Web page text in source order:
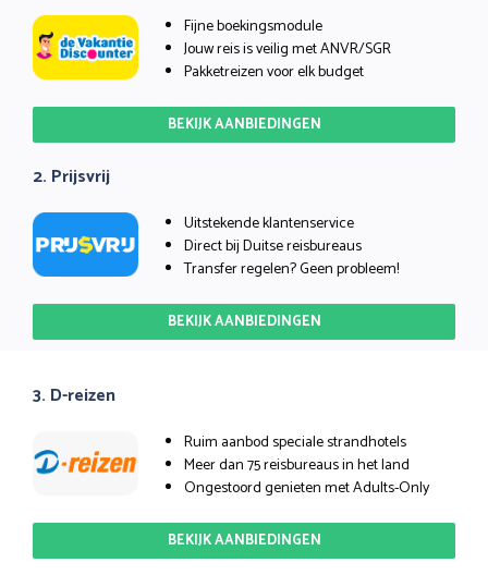
Fijne boekingsmodule
Jouw reis is veilig met ANVR/SGR
Pakketreizen voor elk budget
BEKIJK AANBIEDINGEN
2. Prijsvrij
Uitstekende klantenservice
Direct bij Duitse reisbureaus
Transfer regelen? Geen probleem!
BEKIJK AANBIEDINGEN
3. D-reizen
Ruim aanbod speciale strandhotels
Meer dan 75 reisbureaus in het land
Ongestoord genieten met Adults-Only
BEKIJK AANBIEDINGEN